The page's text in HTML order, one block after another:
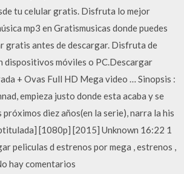
tu celular gratis. Disfruta lo mejor
mp3 en Gratismusicas donde puedes
gratis antes de descargar. Disfruta de
dispositivos móviles o PC.Descargar
+ Ovas Full HD Mega video … Sinopsis :
empieza justo donde esta acaba y se
diez años(en la serie), narra la his
[1080p] [2015] Unknown 16:22 1
peliculas d estrenos por mega , estrenos ,
hay comentarios